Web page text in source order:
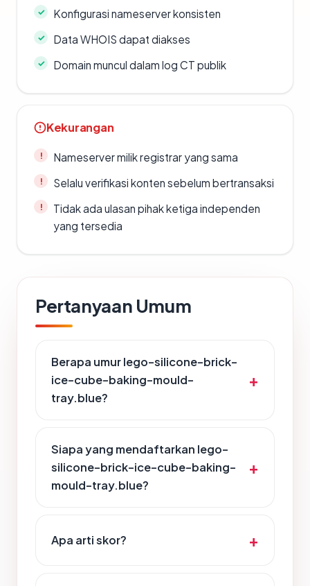
Konfigurasi nameserver konsisten
Data WHOIS dapat diakses
Domain muncul dalam log CT publik
Kekurangan
Nameserver milik registrar yang sama
Selalu verifikasi konten sebelum bertransaksi
Tidak ada ulasan pihak ketiga independen
yang tersedia
Pertanyaan Umum
Berapa umur lego-silicone-brick-
ice-cube-baking-mould-
tray.blue?
Siapa yang mendaftarkan lego-
silicone-brick-ice-cube-baking-
mould-tray.blue?
Apa arti skor?